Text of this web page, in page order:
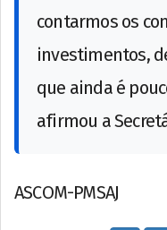
contarmos os
investimentos,
que ainda é
afirmou a
ASCOM-PMSAJ